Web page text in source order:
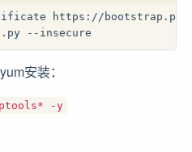
https://
--insecure
安装：
-y